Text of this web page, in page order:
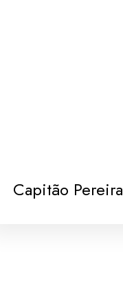
Capitão Pereira